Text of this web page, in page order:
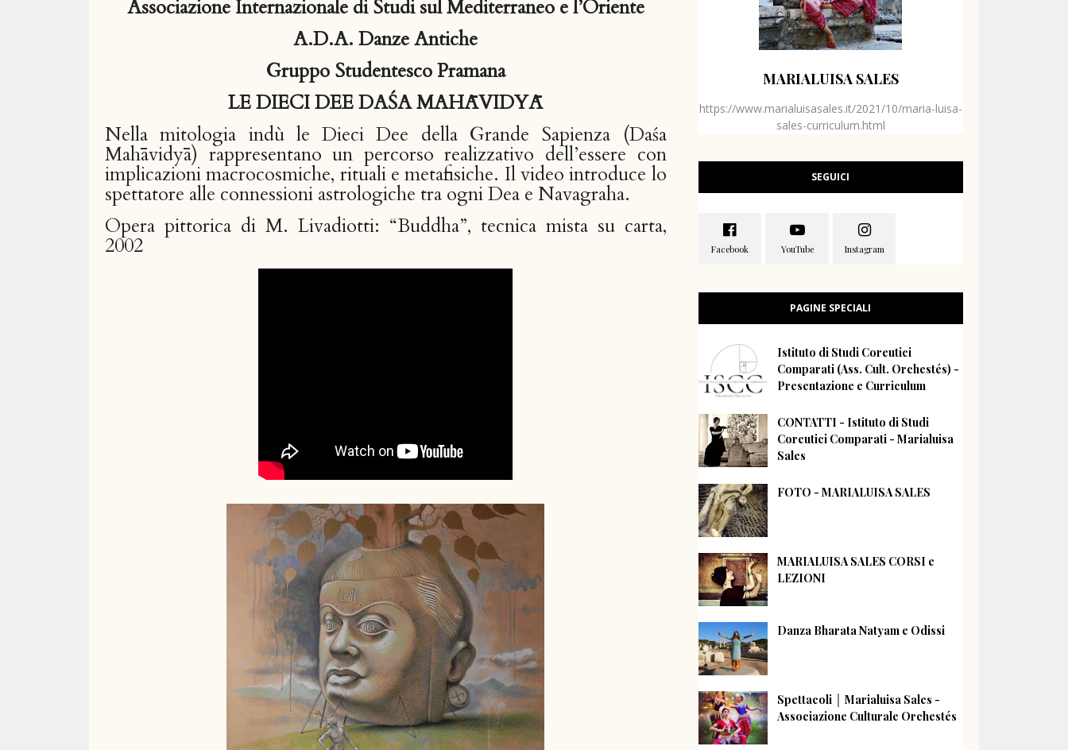
Associazione Internazionale di Studi sul Mediterraneo e l’Oriente
A.D.A. Danze Antiche
Gruppo Studentesco Pramana
LE DIECI DEE DAŚA MAHĀVIDYĀ
Nella mitologia indù le Dieci Dee della Grande Sapienza (Daśa
Mahāvidyā) rappresentano un percorso realizzativo dell’essere con
implicazioni macrocosmiche, rituali e metafisiche. Il video introduce lo
spettatore alle connessioni astrologiche tra ogni Dea e Navagraha.
Opera pittorica di M. Livadiotti: “Buddha”, tecnica mista su carta,
2002
MARIALUISA SALES
https://www.marialuisasales.it/2021/10/maria-luisa-
sales-curriculum.html
SEGUICI
PAGINE SPECIALI
Istituto di Studi Coreutici
Comparati (Ass. Cult. Orchestés) -
Presentazione e Curriculum
CONTATTI - Istituto di Studi
Coreutici Comparati - Marialuisa
Sales
FOTO - MARIALUISA SALES
MARIALUISA SALES CORSI e
LEZIONI
Danza Bharata Natyam e Odissi
Spettacoli │ Marialuisa Sales -
Associazione Culturale Orchestés